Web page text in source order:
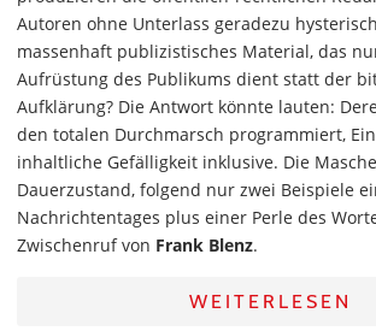
Autoren ohne Unterlass geradezu
massenhaft publizistisches Material, das
Aufrüstung des Publikums dient statt der
Aufklärung? Die Antwort könnte lauten:
den totalen Durchmarsch programmiert,
inhaltliche Gefälligkeit inklusive. Die
Dauerzustand, folgend nur zwei Beispiele
Nachrichtentages plus einer Perle des
Zwischenruf von Frank Blenz.
WEITERLESEN